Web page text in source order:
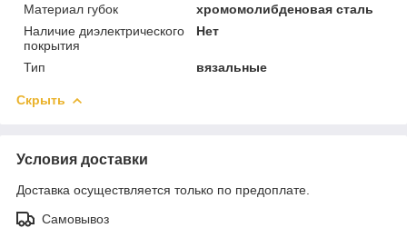
Материал губок
хромомолибденовая сталь
Наличие диэлектрического
покрытия
Нет
Тип вязальные
Скрыть
Условия доставки
Доставка осуществляется только по предоплате.
Самовывоз